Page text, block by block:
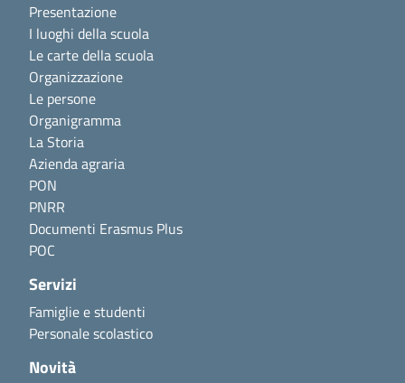
Presentazione
I luoghi della scuola
Le carte della scuola
Organizzazione
Le persone
Organigramma
La Storia
Azienda agraria
PON
PNRR
Documenti Erasmus Plus
POC
Servizi
Famiglie e studenti
Personale scolastico
Novità